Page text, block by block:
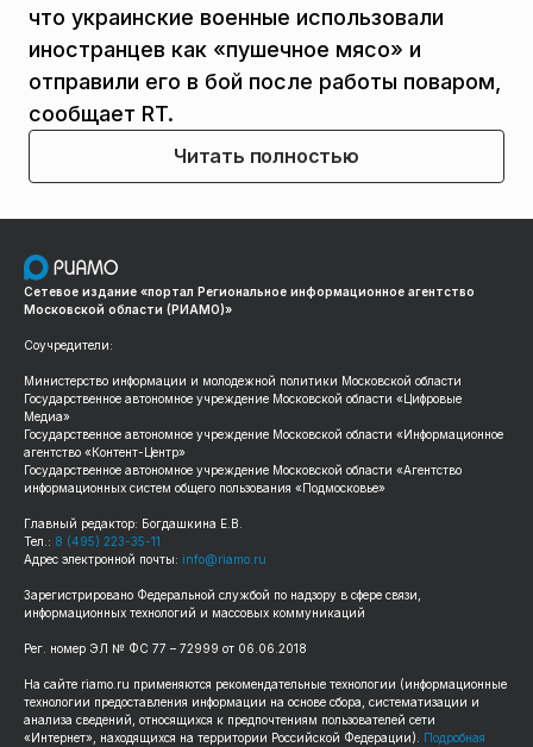
что украинские военные использовали
иностранцев как «пушечное мясо» и
отправили его в бой после работы поваром,
сообщает RT.
Читать полностью
Сетевое издание «портал Региональное информационное агентство
Московской области (РИАМО)»
Соучредители:
Министерство информации и молодежной политики Московской области
Государственное автономное учреждение Московской области «Цифровые
Медиа»
Государственное автономное учреждение Московской области «Информационное
агентство «Контент-Центр»
Государственное автономное учреждение Московской области «Агентство
информационных систем общего пользования «Подмосковье»
Главный редактор: Богдашкина Е.В.
Тел.: 8 (495) 223-35-11
Адрес электронной почты: info@riamo.ru
Зарегистрировано Федеральной службой по надзору в сфере связи,
информационных технологий и массовых коммуникаций
Рег. номер ЭЛ № ФС 77 – 72999 от 06.06.2018
На сайте riamo.ru применяются рекомендательные технологии (информационные
технологии предоставления информации на основе сбора, систематизации и
анализа сведений, относящихся к предпочтениям пользователей сети
«Интернет», находящихся на территории Российской Федерации).
Подробная